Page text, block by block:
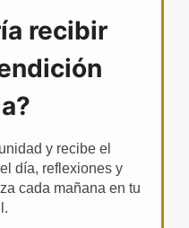
recibir
y recibe el
día, reflexiones y
cada mañana en tu